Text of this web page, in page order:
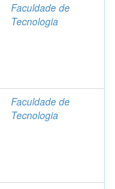
Faculdade de
Tecnologia
Faculdade de
Tecnologia